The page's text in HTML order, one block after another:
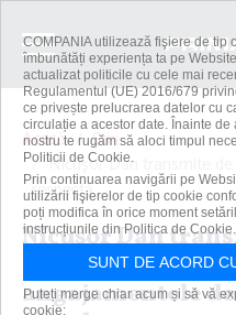
Acasă
Știri
Nicuşor Dan transmite de
respectă...
Nicuşor Dan
că România îşi
angajamentele
COMPANIA utilizează fişiere de tip
îmbunătăți experiența ta pe
actualizat politicile cu cele mai
Regulamentul (UE) 2016/679
ce privește prelucrarea datelor cu
circulație a acestor date. Înainte
nostru te rugăm să aloci timpul
Politicii de Cookie.
Prin continuarea navigării pe
utilizării fişierelor de tip cookie
poți modifica în orice moment
instrucțiunile din Politica de Cookie.
SUNT DE ACORD
Puteți merge chiar acum și să vă
cookie: